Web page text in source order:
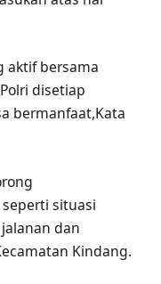
aktif bersama
disetiap
bermanfaat,Kata
situasi
dan
Kindang.